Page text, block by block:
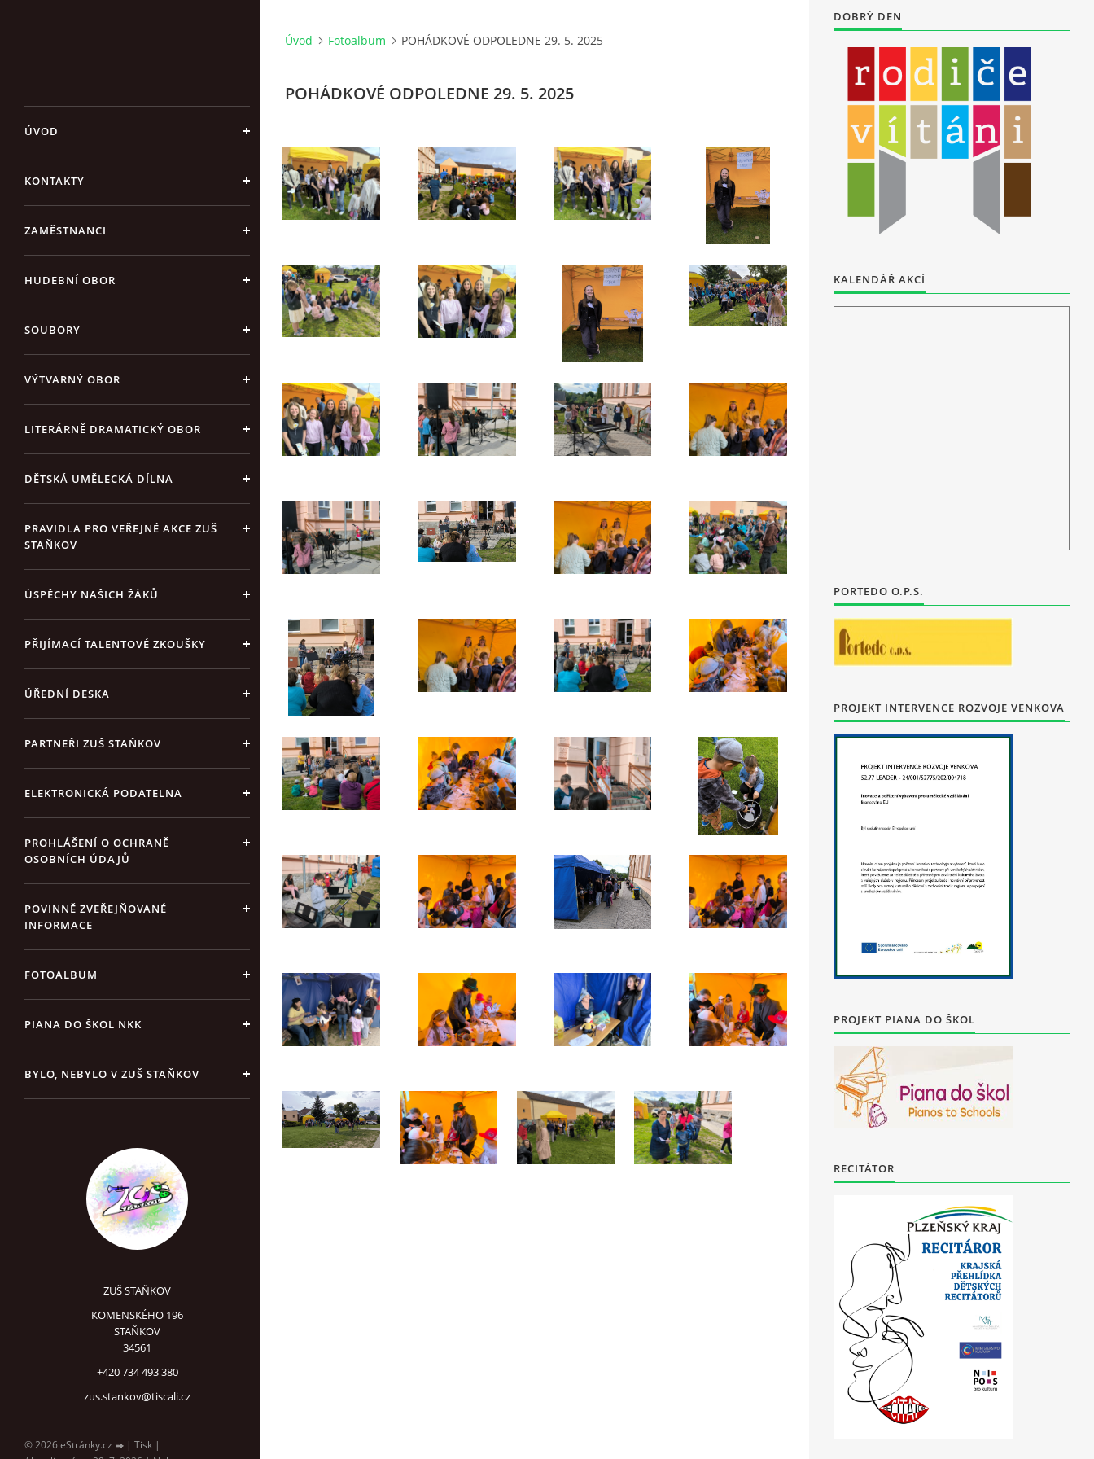
ÚVOD
KONTAKTY
ZAMĚSTNANCI
HUDEBNÍ OBOR
SOUBORY
VÝTVARNÝ OBOR
LITERÁRNĚ DRAMATICKÝ OBOR
DĚTSKÁ UMĚLECKÁ DÍLNA
PRAVIDLA PRO VEŘEJNÉ AKCE ZUŠ
STAŇKOV
ÚSPĚCHY NAŠICH ŽÁKŮ
PŘIJÍMACÍ TALENTOVÉ ZKOUŠKY
ÚŘEDNÍ DESKA
PARTNEŘI ZUŠ STAŇKOV
ELEKTRONICKÁ PODATELNA
PROHLÁŠENÍ O OCHRANĚ
OSOBNÍCH ÚDAJŮ
POVINNĚ ZVEŘEJŇOVANÉ
INFORMACE
FOTOALBUM
PIANA DO ŠKOL NKK
BYLO, NEBYLO V ZUŠ STAŇKOV
ZUŠ STAŇKOV
KOMENSKÉHO 196
STAŇKOV
34561
+420 734 493 380
zus.stankov@tiscali.cz
© 2026 eStránky.cz | Tisk |
Úvod Fotoalbum POHÁDKOVÉ ODPOLEDNE 29. 5. 2025
POHÁDKOVÉ ODPOLEDNE 29. 5. 2025
DOBRÝ DEN
KALENDÁŘ AKCÍ
PORTEDO O.P.S.
PROJEKT INTERVENCE ROZVOJE VENKOVA
PROJEKT PIANA DO ŠKOL
RECITÁTOR